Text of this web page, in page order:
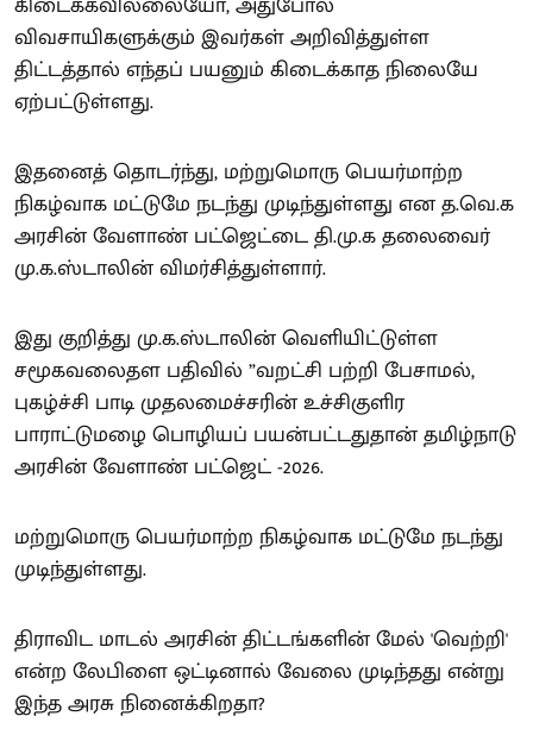
விவசாயிகளுக்கும் இவர்கள் அறிவித்துள்ள
திட்டத்தால் எந்தப் பயனும் கிடைக்காத நிலையே
ஏற்பட்டுள்ளது.
இதனைத் தொடர்ந்து, மற்றுமொரு பெயர்மாற்ற
நிகழ்வாக மட்டுமே நடந்து முடிந்துள்ளது என த.வெ.க
அரசின் வேளாண் பட்ஜெட்டை தி.மு.க தலைவைர்
மு.க.ஸ்டாலின் விமர்சித்துள்ளார்.
இது குறித்து மு.க.ஸ்டாலின் வெளியிட்டுள்ள
சமூகவலைதள பதிவில் ”வறட்சி பற்றி பேசாமல்,
புகழ்ச்சி பாடி முதலமைச்சரின் உச்சிகுளிர
பாராட்டுமழை பொழியப் பயன்பட்டதுதான் தமிழ்நாடு
அரசின் வேளாண் பட்ஜெட் -2026.
மற்றுமொரு பெயர்மாற்ற நிகழ்வாக மட்டுமே நடந்து
முடிந்துள்ளது.
திராவிட மாடல் அரசின் திட்டங்களின் மேல் 'வெற்றி'
என்ற லேபிளை ஒட்டினால் வேலை முடிந்தது என்று
இந்த அரசு நினைக்கிறதா?